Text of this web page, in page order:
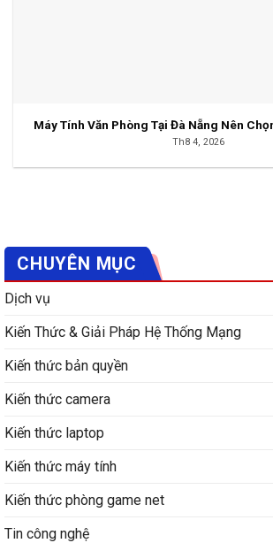
Máy Tính Văn Phòng Tại Đà Nẵng Nên
Th8 4, 2026
CHUYÊN MỤC
Dịch vụ
Kiến Thức & Giải Pháp Hệ Thống Mạng
Kiến thức bản quyền
Kiến thức camera
Kiến thức laptop
Kiến thức máy tính
Kiến thức phòng game net
Tin công nghệ